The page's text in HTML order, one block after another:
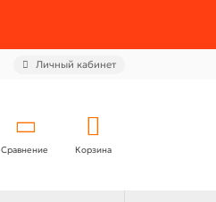
Личный кабинет
Сравнение Корзина